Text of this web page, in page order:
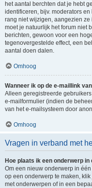
het aantal berchten dat je hebt
identificeren, bijv. moderators
rang niet wijzigen, aangezien
moet je natuurlijk het forum niet
berichten, gewoon voor een
tegenovergestelde effect, een
aantal doen dalen.
Omhoog
Wanneer ik op de e-maillink
Alleen geregistreerde
e-mailformulier (indien de
van het e-mailsysteem door
Omhoog
Vragen in verband met
Hoe plaats ik een onderwerp
Om een nieuw onderwerp in
op een onderwerp te maken,
met onderwerpen of in een